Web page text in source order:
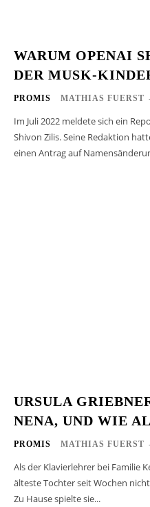
WARUM OPENAI
DER MUSK-
PROMIS MATHIAS FUERST
Im Juli 2022 meldete sich ein
Shivon Zilis. Seine Redaktion
einen Antrag auf
URSULA
NENA, UND WIE
PROMIS MATHIAS FUERST
Als der Klavierlehrer bei Familie
älteste Tochter seit Wochen
Zu Hause spielte sie...